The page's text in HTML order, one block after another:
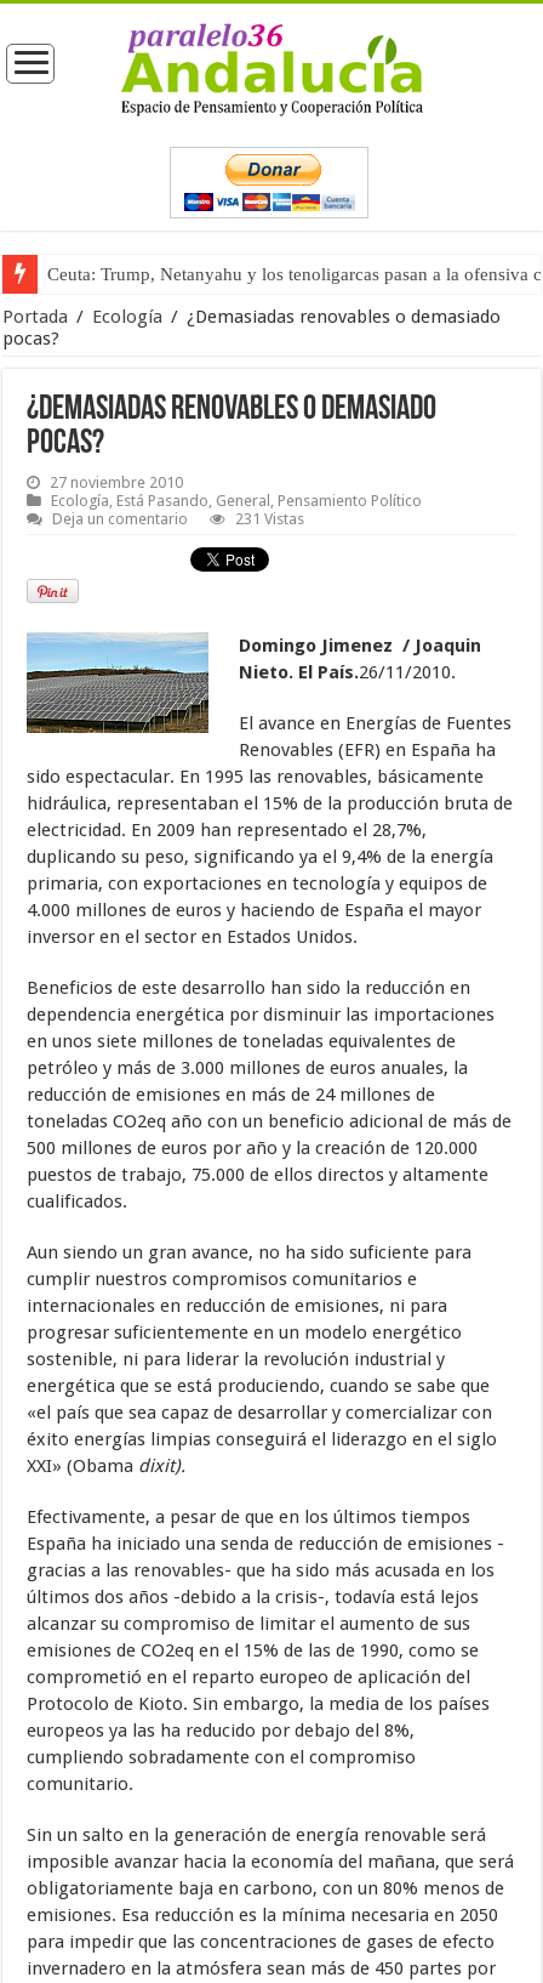
Ceuta: Trump, Netanyahu y los tenoligarcas pasan a la ofensiva
La masificación turística (tercera parte)
Portada / Ecología / ¿Demasiadas renovables o demasiado
pocas?
¿Demasiadas renovables o demasiado
pocas?
27 noviembre 2010
Ecología, Está Pasando, General , Pensamiento Político
Deja un comentario
231 Vistas
Domingo Jimenez / Joaquin
Nieto. El País.26/11/2010.
El avance en Energías de Fuentes
Renovables (EFR) en España ha
sido espectacular. En 1995 las renovables, básicamente
hidráulica, representaban el 15% de la producción bruta de
electricidad. En 2009 han representado el 28,7%,
duplicando su peso, significando ya el 9,4% de la energía
primaria, con exportaciones en tecnología y equipos de
4.000 millones de euros y haciendo de España el mayor
inversor en el sector en Estados Unidos.
Beneficios de este desarrollo han sido la reducción en
dependencia energética por disminuir las importaciones
en unos siete millones de toneladas equivalentes de
petróleo y más de 3.000 millones de euros anuales, la
reducción de emisiones en más de 24 millones de
toneladas CO2eq año con un beneficio adicional de más de
500 millones de euros por año y la creación de 120.000
puestos de trabajo, 75.000 de ellos directos y altamente
cualificados.
Aun siendo un gran avance, no ha sido suficiente para
cumplir nuestros compromisos comunitarios e
internacionales en reducción de emisiones, ni para
progresar suficientemente en un modelo energético
sostenible, ni para liderar la revolución industrial y
energética que se está produciendo, cuando se sabe que
«el país que sea capaz de desarrollar y comercializar con
éxito energías limpias conseguirá el liderazgo en el siglo
XXI» (Obama dixit).
Efectivamente, a pesar de que en los últimos tiempos
España ha iniciado una senda de reducción de emisiones -
gracias a las renovables- que ha sido más acusada en los
últimos dos años -debido a la crisis-, todavía está lejos
alcanzar su compromiso de limitar el aumento de sus
emisiones de CO2eq en el 15% de las de 1990, como se
comprometió en el reparto europeo de aplicación del
Protocolo de Kioto. Sin embargo, la media de los países
europeos ya las ha reducido por debajo del 8%,
cumpliendo sobradamente con el compromiso
comunitario.
Sin un salto en la generación de energía renovable será
imposible avanzar hacia la economía del mañana, que será
obligatoriamente baja en carbono, con un 80% menos de
emisiones. Esa reducción es la mínima necesaria en 2050
para impedir que las concentraciones de gases de efecto
invernadero en la atmósfera sean más de 450 partes por